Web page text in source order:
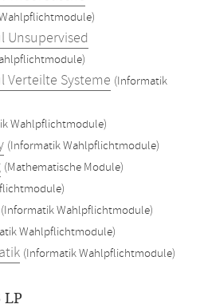
Unsupervised
Verteilte Systeme (Informatik
Wahlpflichtmodule)
(Informatik Wahlpflichtmodule)
(Mathematische Module)
(Informatik Wahlpflichtmodule)
Wahlpflichtmodule)
(Informatik Wahlpflichtmodule)
LP